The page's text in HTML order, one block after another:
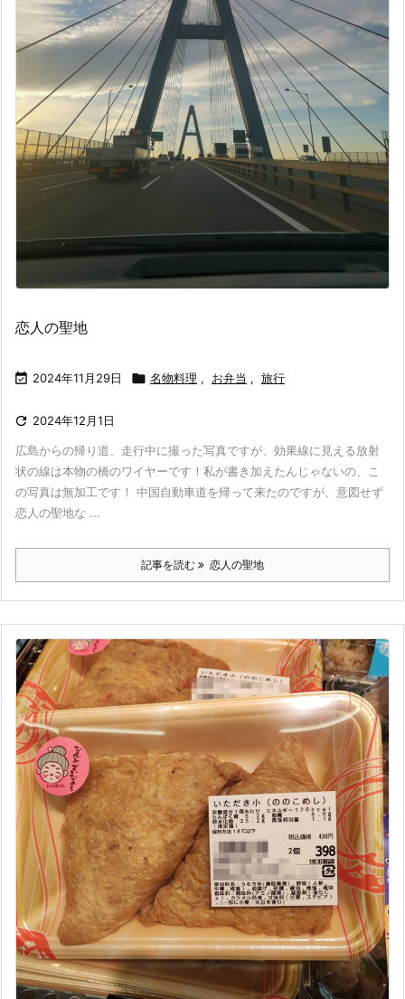
恋人の聖地
 2024年11月29日  名物料理 , お弁当 , 旅行
 2024年12月1日
広島からの帰り道、走行中に撮った写真ですが、効果線に見える放射
状の線は本物の橋のワイヤーです！私が書き加えたんじゃないの、こ
の写真は無加工です！ 中国自動車道を帰って来たのですが、意図せず
恋人の聖地な ...
記事を読む 恋人の聖地